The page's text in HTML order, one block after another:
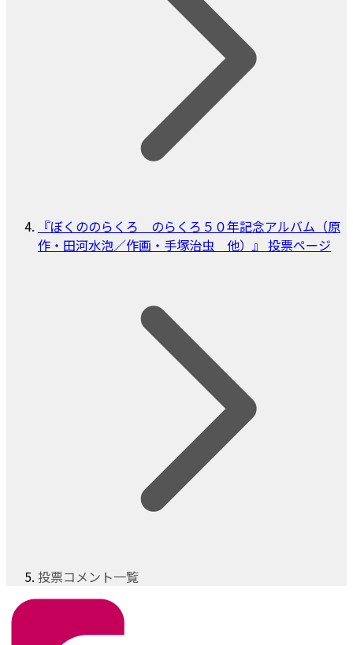
『ぼくののらくろ のらくろ５０年記念アルバム（原
作・田河水泡／作画・手塚治虫 他）』 投票ページ
投票コメント一覧